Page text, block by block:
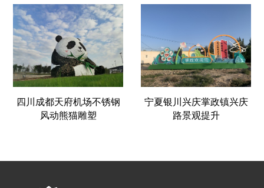
四川成都天府机场不锈钢
风动熊猫雕塑
宁夏银川兴庆掌政镇兴庆
路景观提升